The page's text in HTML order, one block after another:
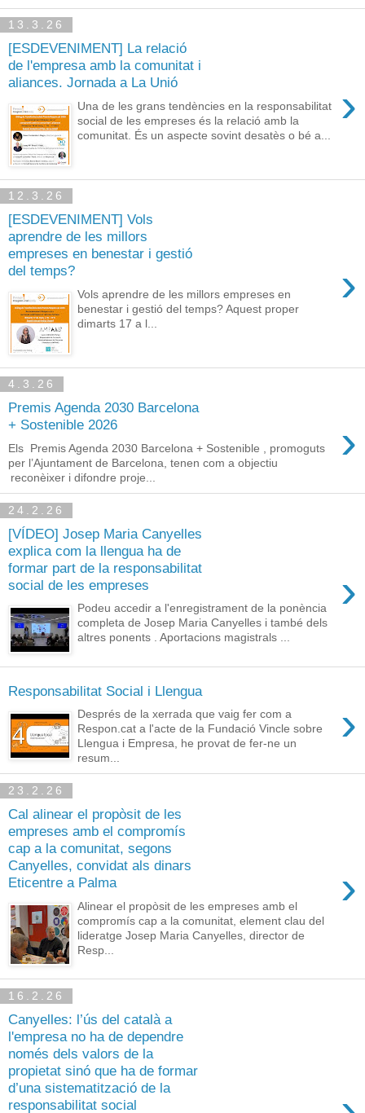
13.3.26
[ESDEVENIMENT] La relació
de l'empresa amb la comunitat i
aliances. Jornada a La Unió
›
Una de les grans tendències en la responsabilitat
social de les empreses és la relació amb la
comunitat. És un aspecte sovint desatès o bé a...
12.3.26
[ESDEVENIMENT] Vols
aprendre de les millors
empreses en benestar i gestió
del temps?
›
Vols aprendre de les millors empreses en
benestar i gestió del temps? Aquest proper
dimarts 17 a l...
4.3.26
Premis Agenda 2030 Barcelona
+ Sostenible 2026
›
Els Premis Agenda 2030 Barcelona + Sostenible , promoguts
per l’Ajuntament de Barcelona, tenen com a objectiu
reconèixer i difondre proje...
24.2.26
[VÍDEO] Josep Maria Canyelles
explica com la llengua ha de
formar part de la responsabilitat
social de les empreses
›
Podeu accedir a l'enregistrament de la ponència
completa de Josep Maria Canyelles i també dels
altres ponents . Aportacions magistrals ...
Responsabilitat Social i Llengua
›
Després de la xerrada que vaig fer com a
Respon.cat a l'acte de la Fundació Vincle sobre
Llengua i Empresa, he provat de fer-ne un
resum...
23.2.26
Cal alinear el propòsit de les
empreses amb el compromís
cap a la comunitat, segons
Canyelles, convidat als dinars
Eticentre a Palma
›
Alinear el propòsit de les empreses amb el
compromís cap a la comunitat, element clau del
lideratge Josep Maria Canyelles, director de
Resp...
16.2.26
Canyelles: l’ús del català a
l'empresa no ha de dependre
només dels valors de la
propietat sinó que ha de formar
d’una sistematització de la
responsabilitat social